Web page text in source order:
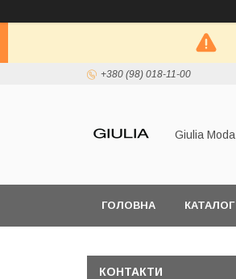
+380 (98) 018-11-00
Giulia Moda
ГОЛОВНА КАТАЛОГ
КОНТАКТИ